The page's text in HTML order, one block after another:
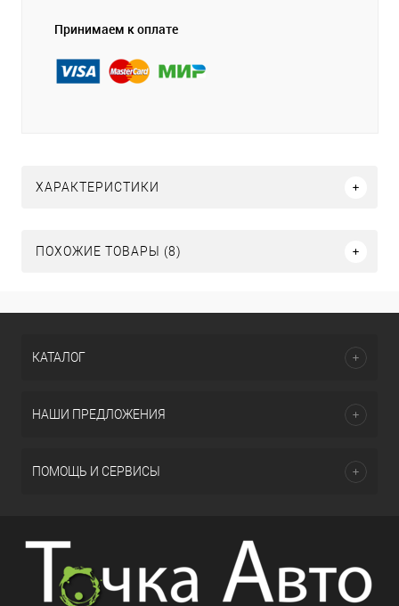
Принимаем к оплате
ХАРАКТЕРИСТИКИ
ПОХОЖИЕ ТОВАРЫ (8)
КАТАЛОГ
НАШИ ПРЕДЛОЖЕНИЯ
ПОМОЩЬ И СЕРВИСЫ